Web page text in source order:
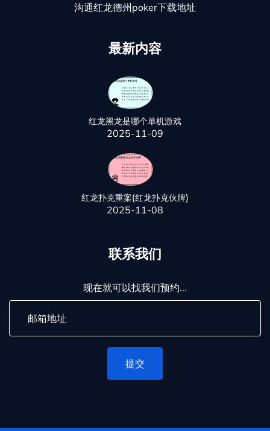
沟通红龙德州poker下载地址
最新内容
红龙黑龙是哪个单机游戏
2025-11-09
红龙扑克重案(红龙扑克伙牌)
2025-11-08
联系我们
现在就可以找我们预约...
提交